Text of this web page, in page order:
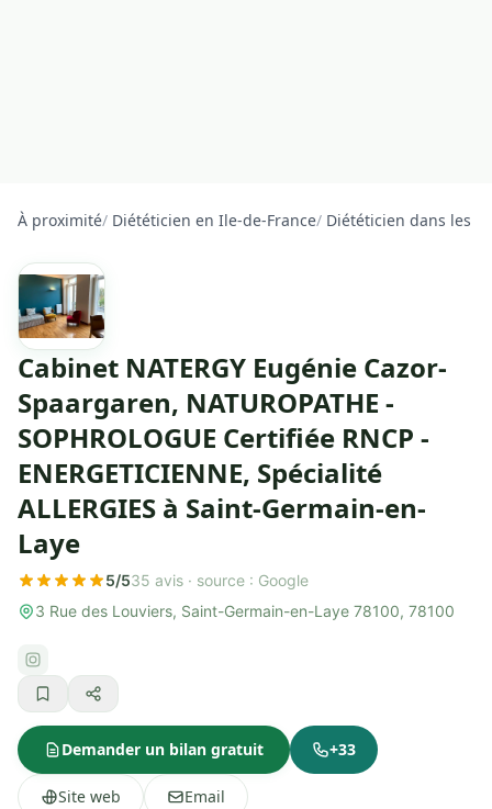
À proximité/ Diététicien en Ile-de-France/ Diététicien dans les
Cabinet NATERGY Eugénie Cazor-
Spaargaren, NATUROPATHE -
SOPHROLOGUE Certifiée RNCP -
ENERGETICIENNE, Spécialité
ALLERGIES à Saint-Germain-en-
Laye
5/535 avis · source : Google
3 Rue des Louviers, Saint-Germain-en-Laye 78100, 78100
Demander un bilan gratuit +33
Site web Email